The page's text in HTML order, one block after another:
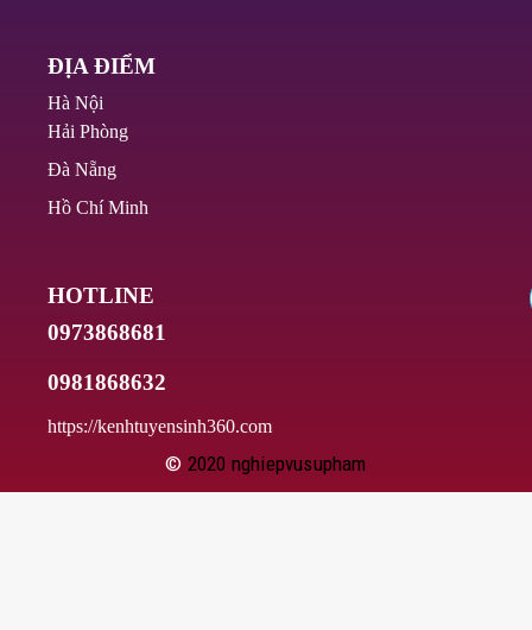
ĐỊA ĐIỂM
Hà Nội
Hải Phòng
Đà Nẵng
Hồ Chí Minh
HOTLINE
0973868681
0981868632
https://kenhtuyensinh360.com
© 2020 nghiepvusupham